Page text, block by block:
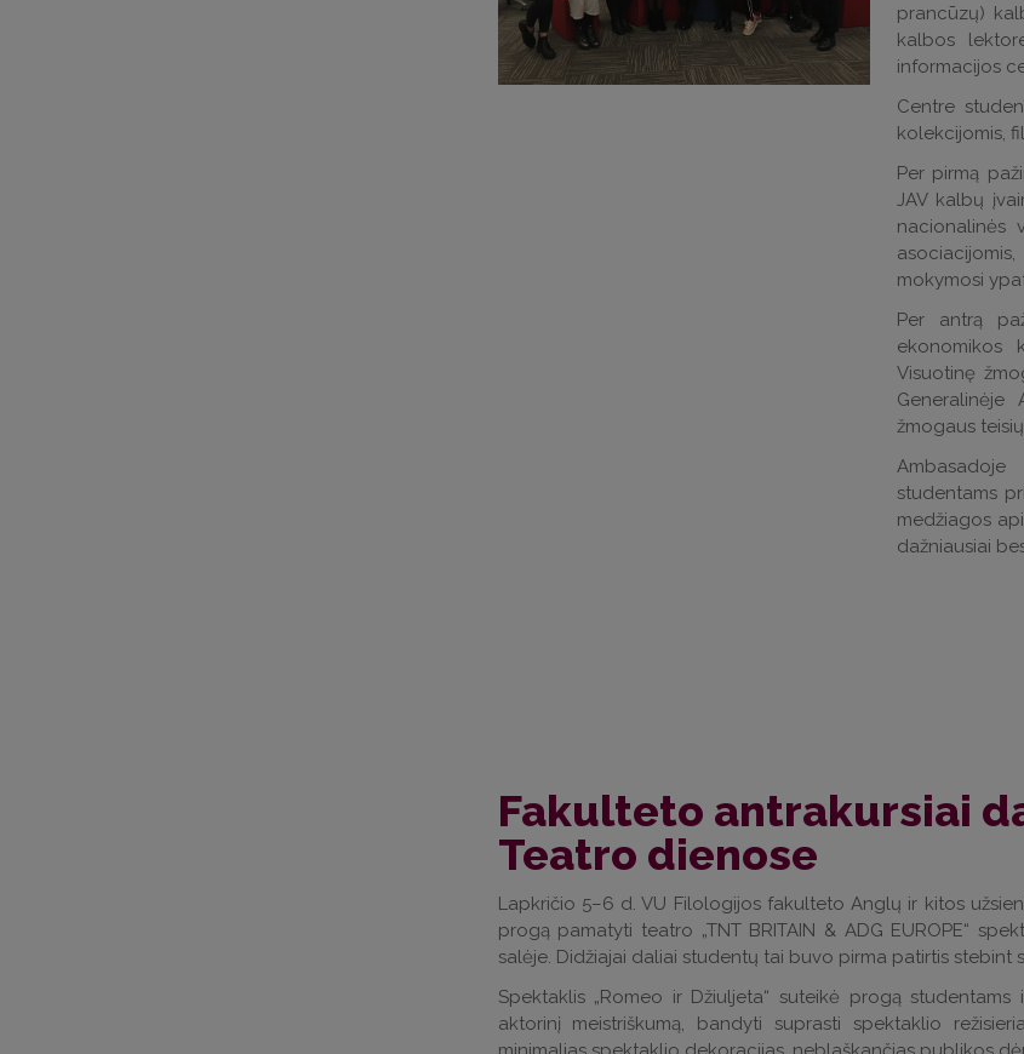
prancūzų)
kalbos
informacijos
Centre
kolekcijomis,
Per pirmą
JAV kalbų
nacionalinės
mokymosi
Per antrą
ekonomikos
Visuotinę
Generalinėje
žmogaus
studentams
medžiagos
dažniausiai
Fakulteto antrakursiai
Teatro dienose
Lapkričio 5–6 d. VU Filologijos fakulteto Anglų ir kitos
progą pamatyti teatro „TNT BRITAIN & ADG EUROPE“
salėje. Didžiajai daliai studentų tai buvo pirma patirtis stebint
Spektaklis „Romeo ir Džiuljeta“ suteikė progą
aktorinį meistriškumą, bandyti suprasti spektaklio